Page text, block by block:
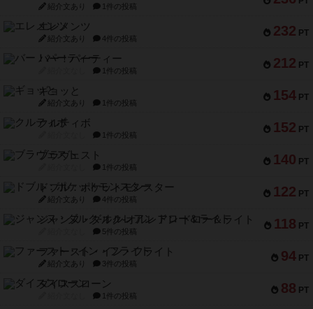
紹介文あり 1件の投稿
232 PT
エレメンツ
紹介文あり 4件の投稿
212 PT
バー！パーティー
1件の投稿
154 PT
ギョッと
紹介文あり 1件の投稿
152 PT
クルティボ
1件の投稿
140 PT
ブラヴェスト
1件の投稿
122 PT
ドブル：ポケットモンスター
紹介文あり 4件の投稿
118 PT
ジャンヌ・ダルク-オルレアン ドロー＆ライト
5件の投稿
94 PT
ファースト・イン・フライト
紹介文あり 3件の投稿
88 PT
ダイススローン
1件の投稿